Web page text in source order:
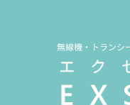
無線機・トランシ